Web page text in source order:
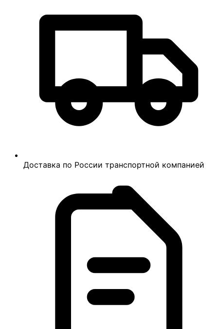
Доставка по России транспортной компанией